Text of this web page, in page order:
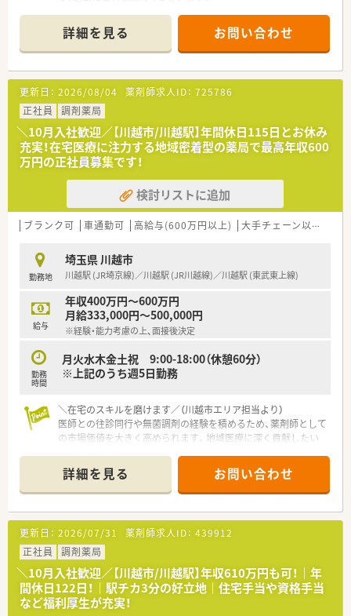
高水準の給与を得られる点は他社にはない大きなメリットで
す。
■急成長中の法人であるため、組織が拡大していく過程に立ち会
いながら自分自身のキャリアを切り拓いていく実感が得られま
す。
30～40枚の処方箋に対応しています。
■ 勤務体制は正社員薬剤師1名とパート薬剤師複数名で、ゆとり
ある人数構成で運営しています。
【職場環境と雰囲気】
■ 産休育休実績が100%（男性の取得実績あり）であり、育児時短
勤務期間延長制度など育児制度が手厚いです。
■ 30代の社員も多く在籍しており、横のつながりを感じながら
活気ある雰囲気で働けます。
■ 本社にいる本部長や部長も現場にヘルプに入る体制があり、
全社で協力し合う社風があります。
【想定されるモデル年収】
■ 一般薬剤師で年収400万円前半から570万円、薬局長で年収
450万円から700万円のレンジがございます。
るなど、高い評価が期待できます。
■ 役職手当も充実しており、管理薬剤師で1.5万円、薬局長で3万
円などが別途支給されます。
【こんな取り組みをしています】
■ 水素水サーバーの設置やカフェ運営など、処方箋がなくても
気軽に立ち寄れる薬局作りを推進しています。
など地域貢献活動に積極的に取り組んでいます。
■ 全社で管理栄養士が5名在中しており、栄養指導や健康サポー
詳細を見る お問い合わせ
更新日： 2026/08/04 薬剤師求人ID： 725786
正社員
調剤薬局
＼10月入社歓迎／【川越市/川越駅】年間休日115日とお休み
充実！在宅医療に注力する地域密着型の薬局で最高年収600
万円の正社員募集です！
検討リストに追加
ブランク可 車通勤可 高給与(600万円以上) 大手チェーン以外
勤務地
埼玉県 川越市
川越駅 (JR埼京線)／川越駅 (JR川越線)／川越駅 (東武東上線)
給与
年収400万円～600万円
月給333,000円～500,000円
※経験・能力考慮の上、面接後決定
勤務
時間
月火水木金土祝 9:00-18:00（休憩60分）
※上記のうち週5日勤務
＼在宅のスキルを磨けます／（川越市エリア担当より）
医師との往診同行や無菌調剤の経験を積めるため、薬剤師として
の市場価値を大きく高められます。地域医療に深く貢献したい
【店舗情報と応需状況について】
■埼玉県川越市に位置するこちらの店舗は、最寄り駅の川越駅か
ら徒歩で18分ほどの距離にあり、車での通勤も認められていま
す。
■処方箋の応需枚数は1日あたり約30枚となっており、一人ひと
りの患者様に対して丁寧に向き合いながら服薬指導を行えま
す。
■応需科目は施設や居宅への在宅医療が中心であり、これからの
時代に必要とされる在宅医療の知識を深く学ぶことが可能で
す。
詳細を見る お問い合わせ
更新日： 2026/07/31 薬剤師求人ID： 439912
正社員
調剤薬局
＼10月入社歓迎／【川越市/川越駅】年収610万円も可！｜年
間休日122日！｜駅チカ3分の好立地｜住宅手当や資格手当
など福利厚生が充実！